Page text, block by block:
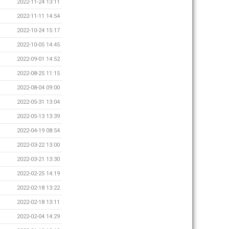
2022-11-24 13:11
2022-11-11 14:54
2022-10-24 15:17
2022-10-05 14:45
2022-09-01 14:52
2022-08-25 11:15
2022-08-04 09:00
2022-05-31 13:04
2022-05-13 13:39
2022-04-19 08:54
2022-03-22 13:00
2022-03-21 13:30
2022-02-25 14:19
2022-02-18 13:22
2022-02-18 13:11
2022-02-04 14:29